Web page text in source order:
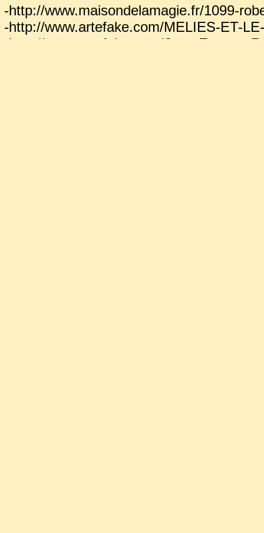
-http://www.maisondelamagie.fr/1099-
-http://www.artefake.com/MELIES-ET-
-http://www.artefake.com/Jean-Eugene-